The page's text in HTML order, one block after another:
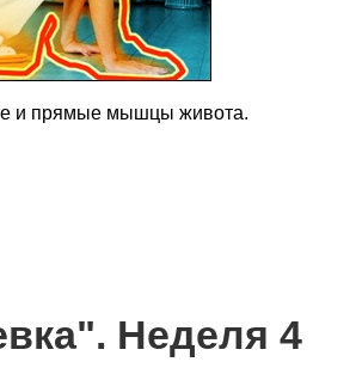
и прямые мышцы живота.
Неделя 4